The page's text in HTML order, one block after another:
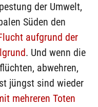
der Umwelt,
Süden den
aufgrund der
. Und wenn die
abwehren,
jüngst sind wieder
mehreren Toten